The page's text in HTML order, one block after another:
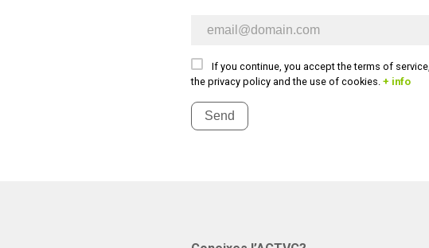
E-mail newsletter
If you continue, you accept the terms of service,
the privacy policy and the use of cookies. + info
Send